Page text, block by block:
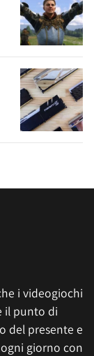
i videogiochi
il punto di
del presente e
giorno con